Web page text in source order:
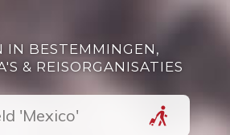
IN BESTEMMINGEN,
& REISORGANISATIES